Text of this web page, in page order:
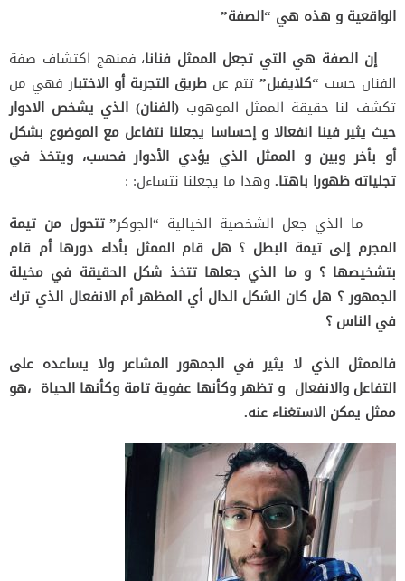
الواقعية و هذه هي “الصفة”
إن الصفة هي التي تجعل الممثل فنانا، فمنهج اكتشاف صفة
الفنان حسب “كلايفبل” تتم عن طريق التجربة أو الاختبار فهي من
تكشف لنا حقيقة الممثل الموهوب (الفنان) الذي يشخص الادوار
حيث يثير فينا انفعالا و إحساسا يجعلنا نتفاعل مع الموضوع بشكل
أو بأخر وبين و الممثل الذي يؤدي الأدوار فحسب، ويتخذ في
تجلياته ظهورا باهتا.وهذا ما يجعلنا نتساءل: :
ما الذي جعل الشخصية الخيالية “الجوكر” تتحول من تيمة
المجرم إلى تيمة البطل ؟ هل قام الممثل بأداء دورها أم قام
بتشخيصها ؟ و ما الذي جعلها تتخذ شكل الحقيقة في مخيلة
الجمهور ؟ هل كان الشكل الدال أي المظهر أم الانفعال الذي ترك
في الناس ؟
فالممثل الذي لا يثير في الجمهور المشاعر ولا يساعده على
التفاعل والانفعال و تظهر وكأنها عفوية تامة وكأنها الحياة ،هو
ممثل يمكن الاستغناء عنه.